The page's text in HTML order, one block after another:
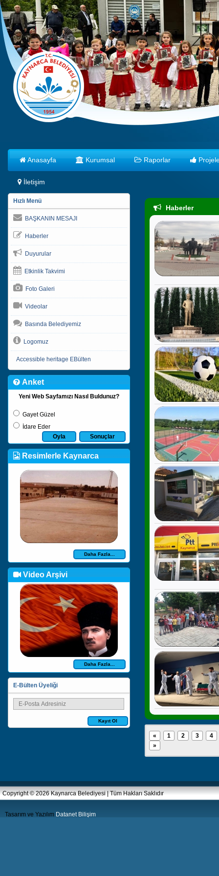
Anasayfa Kurumsal Raporlar
İletişim
Hızlı Menü
BAŞKANIN MESAJI
Haberler
Duyurular
Etkinlik Takvimi
Foto Galeri
Videolar
Basında Belediyemiz
Logomuz
Accessible heritage EBülten
Anket
Yeni Web Sayfamızı Nasıl Buldunuz?
Gayet Güzel
İdare Eder
Sonuçlar
Oyla
Resimlerle Kaynarca
Daha Fazla...
Video Arşivi
Daha Fazla...
E-Bülten Üyeliği
Kayıt Ol
Haberler
« 1 2 3
4
»
Copyright © 2026 Kaynarca Belediyesi | Tüm Hakları Saklıdır
Tasarım ve Yazılım Datanet Bilişim